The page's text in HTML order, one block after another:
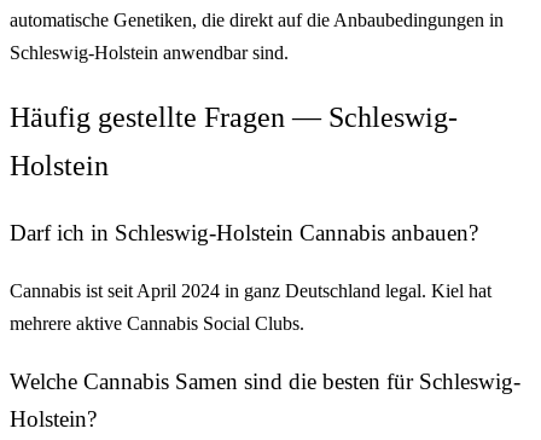
automatische Genetiken, die direkt auf die Anbaubedingungen in
Schleswig-Holstein anwendbar sind.
Häufig gestellte Fragen — Schleswig-
Holstein
Darf ich in Schleswig-Holstein Cannabis anbauen?
Cannabis ist seit April 2024 in ganz Deutschland legal. Kiel hat
mehrere aktive Cannabis Social Clubs.
Welche Cannabis Samen sind die besten für Schleswig-
Holstein?